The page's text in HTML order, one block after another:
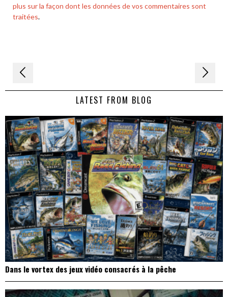
plus sur la façon dont les données de vos commentaires sont
traitées.
Navigation
de LATEST FROM BLOG
Dans le vortex des jeux vidéo consacrés à la pêche